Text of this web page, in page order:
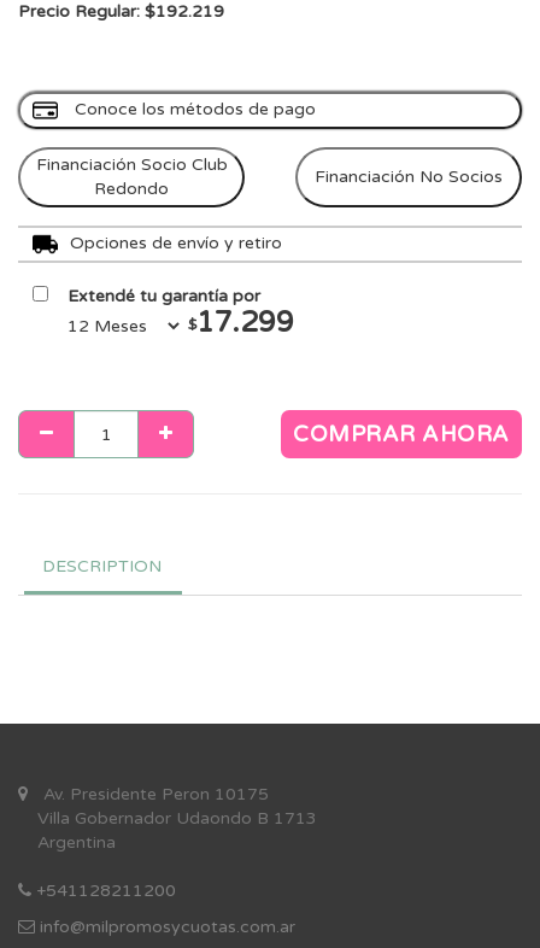
Precio Regular: $192.219
Conoce los métodos de pago
Financiación Socio Club
Redondo
Financiación No Socios
Opciones de envío y retiro
Extendé tu garantía por
$17.299
COMPRAR AHORA
DESCRIPTION
Av. Presidente Peron 10175
Villa Gobernador Udaondo B 1713
Argentina
+541128211200
info@milpromosycuotas.com.ar